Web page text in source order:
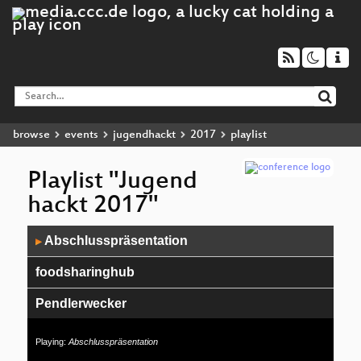
browse events jugendhackt 2017 playlist
Playlist "Jugend
hackt 2017"
Player
▶ Abschlusspräsentation
foodsharinghub
Pendlerwecker
Playing: Abschlusspräsentation